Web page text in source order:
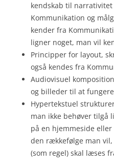
kendskab til narrativitet
Kommunikation og
kender fra
ligner noget, man vil
Principper for layout,
også kendes fra
Audiovisuel
og billeder til at
Hypertekstuel
man ikke behøver tilgå
på en hjemmeside
den rækkefølge man
(som regel) skal læses